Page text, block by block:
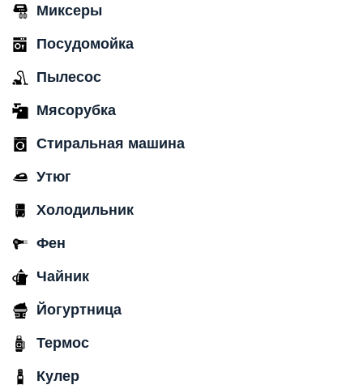
Миксеры
Посудомойка
Пылесос
Мясорубка
Стиральная машина
Утюг
Холодильник
Фен
Чайник
Йогуртница
Термос
Кулер